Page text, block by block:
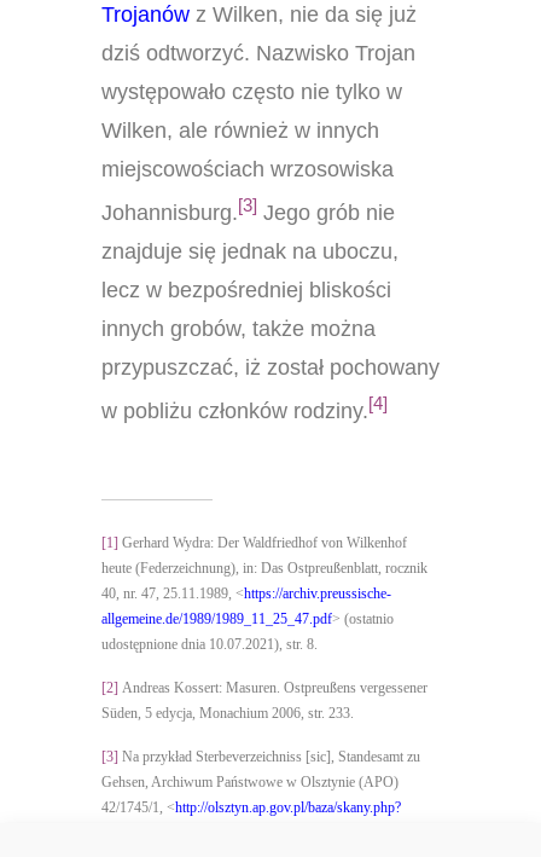
Trojanów z Wilken, nie da się już
dziś odtworzyć. Nazwisko Trojan
występowało często nie tylko w
Wilken, ale również w innych
miejscowościach wrzosowiska
Johannisburg.[3] Jego grób nie
znajduje się jednak na uboczu,
lecz w bezpośredniej bliskości
innych grobów, także można
przypuszczać, iż został pochowany
w pobliżu członków rodziny.[4]
[1] Gerhard Wydra: Der Waldfriedhof von Wilkenhof
heute (Federzeichnung), in: Das Ostpreußenblatt, rocznik
40, nr. 47, 25.11.1989, <https://archiv.preussische-
allgemeine.de/1989/1989_11_25_47.pdf> (ostatnio
udostępnione dnia 10.07.2021), str. 8.
[2] Andreas Kossert: Masuren. Ostpreußens vergessener
Süden, 5 edycja, Monachium 2006, str. 233.
[3] Na przykład Sterbeverzeichniss [sic], Standesamt zu
Gehsen, Archiwum Państwowe w Olsztynie (APO)
42/1745/1, <http://olsztyn.ap.gov.pl/baza/skany.php?